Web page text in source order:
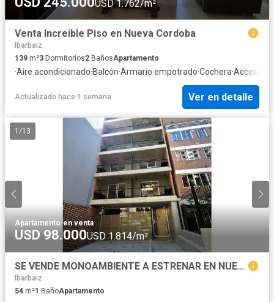
USD 1.762/m²
Venta Increible Piso en Nueva Cordoba
Ibarbaiz
139 m²3 Dormitorios2 BañosApartamento
·Aire acondicionado·Balcón·Armario empotrado·Cochera·Acceso
Actualizado hace 1 semana Ver en detalle
1 /13
Apartamento·en venta
USD 98.000USD 1.814/m²
SE VENDE MONOAMBIENTE A ESTRENAR EN NUEVA CORDOBA
Ibarbaiz
54 m²1 BañoApartamento